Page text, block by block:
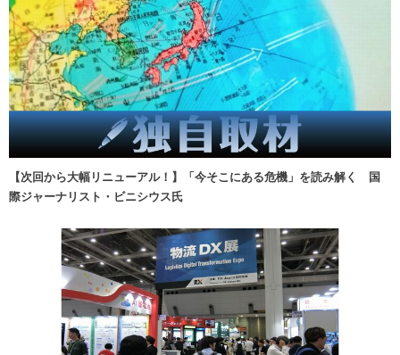
【次回から大幅リニューアル！】「今そこにある危機」を読み解く 国
際ジャーナリスト・ビニシウス氏